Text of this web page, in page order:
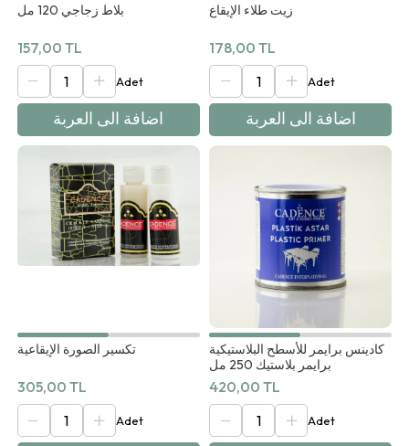
بلاط زجاجي 120 مل
157,00 TL
اضافة الى العربة
زيت طلاء الإيقاع
178,00 TL
اضافة الى العربة
تكسير الصورة الإيقاعية
305,00 TL
كادينس برايمر للأسطح البلاستيكية
برايمر بلاستيك 250 مل
420,00 TL